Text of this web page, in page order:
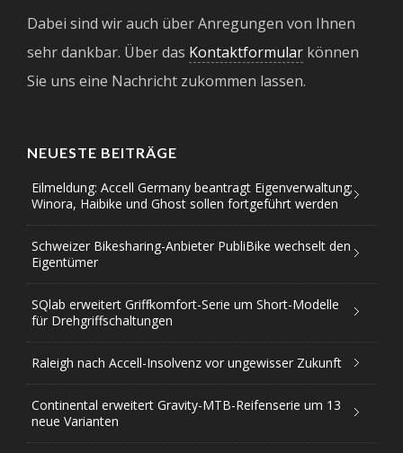
Dabei sind wir auch über Anregungen von Ihnen
sehr dankbar. Über das Kontaktformular können
Sie uns eine Nachricht zukommen lassen.
NEUESTE BEITRÄGE
Eilmeldung: Accell Germany beantragt Eigenverwaltung;
Winora, Haibike und Ghost sollen fortgeführt werden
Schweizer Bikesharing-Anbieter PubliBike wechselt den
Eigentümer
SQlab erweitert Griffkomfort-Serie um Short-Modelle
für Drehgriffschaltungen
Raleigh nach Accell-Insolvenz vor ungewisser Zukunft
Continental erweitert Gravity-MTB-Reifenserie um 13
neue Varianten